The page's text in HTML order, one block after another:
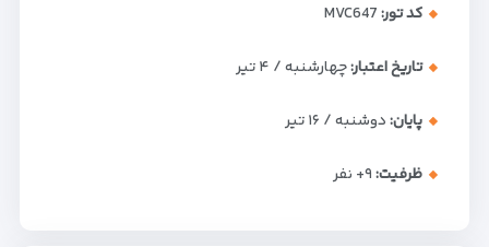
کد تور:MVC647
تاریخ اعتبار:چهارشنبه / ۴ تیر
پایان:دوشنبه / ۱۶ تیر
ظرفیت:+۹ نفر